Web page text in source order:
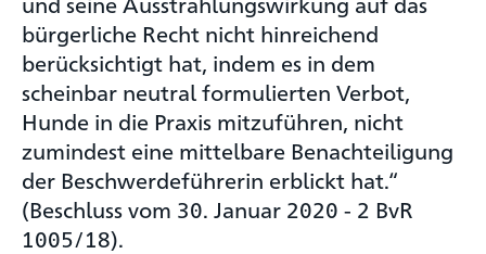
bürgerliche Recht nicht hinreichend
berücksichtigt hat, indem es in dem
scheinbar neutral formulierten Verbot,
Hunde in die Praxis mitzuführen, nicht
zumindest eine mittelbare Benachteiligung
der Beschwerdeführerin erblickt hat.“
(Beschluss vom 30. Januar 2020 - 2 BvR
1005/18).